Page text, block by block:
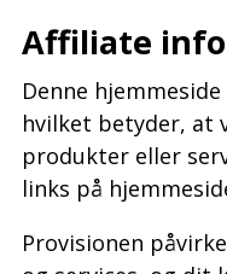
Affiliate
Denne
hvilket betyder, at
produkter eller
links på
Provisionen